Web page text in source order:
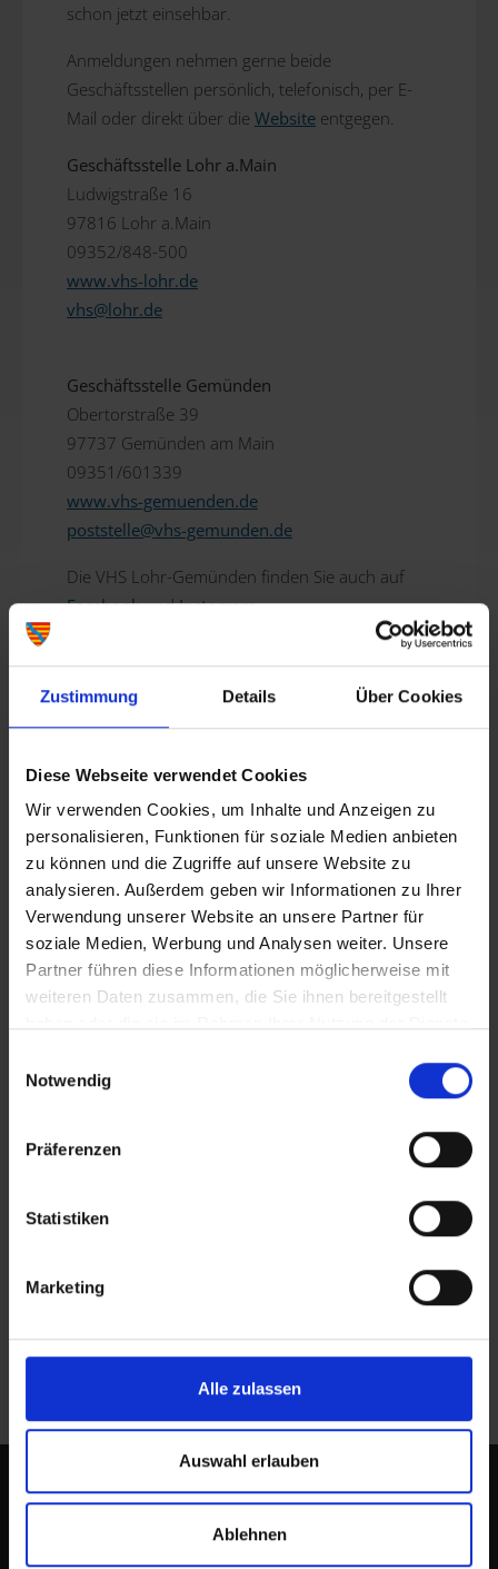
Zustimmung Details Über Cookies
Diese Webseite verwendet Cookies
Wir verwenden Cookies, um Inhalte und Anzeigen zu
personalisieren, Funktionen für soziale Medien anbieten
zu können und die Zugriffe auf unsere Website zu
analysieren. Außerdem geben wir Informationen zu Ihrer
Verwendung unserer Website an unsere Partner für
soziale Medien, Werbung und Analysen weiter. Unsere
Partner führen diese Informationen möglicherweise mit
weiteren Daten zusammen, die Sie ihnen bereitgestellt
Notwendig
Präferenzen
Statistiken
Marketing
Alle zulassen
Auswahl erlauben
Ablehnen
schon jetzt einsehbar.
Anmeldungen nehmen gerne beide
Geschäftsstellen persönlich, telefonisch, per E-
Mail oder direkt über die Website entgegen.
Geschäftsstelle Lohr a.Main
Ludwigstraße 16
97816 Lohr a.Main
09352/848-500
www.vhs-lohr.de
vhs@lohr.de
Geschäftsstelle Gemünden
Obertorstraße 39
97737 Gemünden am Main
09351/601339
www.vhs-gemuenden.de
poststelle@vhs-gemunden.de
Die VHS Lohr-Gemünden finden Sie auch auf
FacebookundInstagram.
PRESSEMITTEILUNGEN
Sperrung Parkplatz
Bootshafen
Benefizkonzert
Ukraine